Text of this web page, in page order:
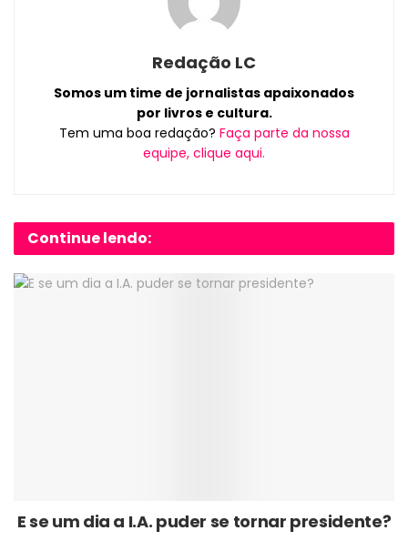
Redação LC
Somos um time de jornalistas apaixonados
por livros e cultura.
Tem uma boa redação? Faça parte da nossa
equipe, clique aqui.
Continue lendo:
E se um dia a I.A. puder se tornar presidente?